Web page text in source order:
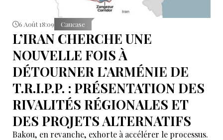
6 Août 18:09 Caucase
L’IRAN CHERCHE UNE
NOUVELLE FOIS À
DÉTOURNER L’ARMÉNIE DE
T.R.I.P.P. : PRÉSENTATION DES
RIVALITÉS RÉGIONALES ET
DES PROJETS ALTERNATIFS
Bakou, en revanche, exhorte à accélérer le processus.